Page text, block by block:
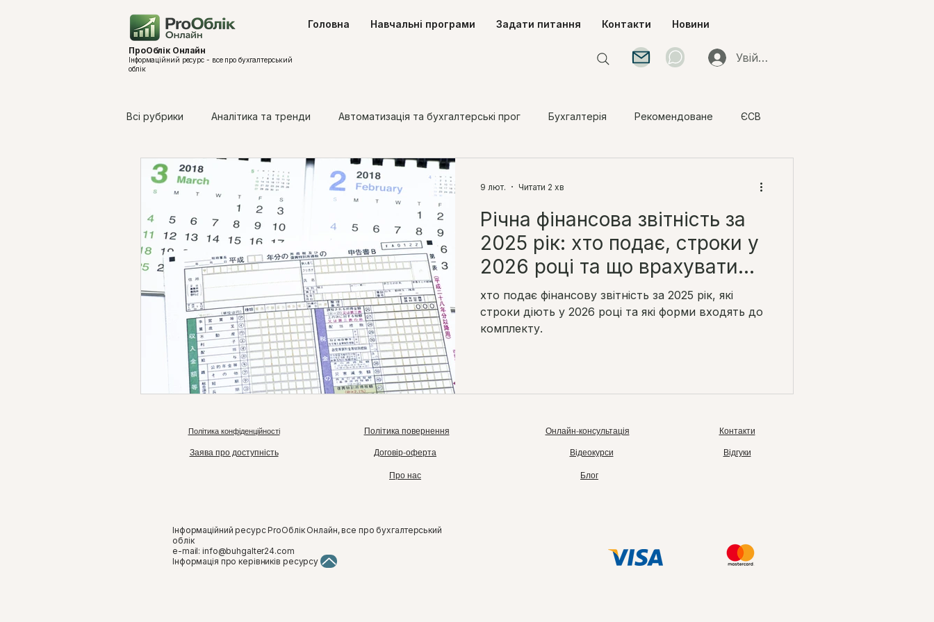
ПроОблік Онлайн
Інформаційний ресурс - все про бухгалтерський
облік
Головна Навчальні програми Задати питання Контакти Новини
Увійти
Всі рубрики Аналітика та тренди Автоматизація та бухгалтерські прог Бухгалтерія Рекомендоване ЄСВ
Законодавчі зміни 2026 Оподаткування фізичних осіб
Річна фінансова звітність за
2025 рік: хто подає, строки у
2026 році та що врахувати
бухгалтеру
хто подає фінансову звітність за 2025 рік, які
строки діють у 2026 році та які форми входять до
комплекту.
9 лют. Читати 2 хв
Політика конфіденційності Політика повернення
Заява про доступність Договір-оферта
Про нас
Інформаційний ресурс ProОблік Онлайн, все про бухгалтерський
облік
e-mail:info@buhgalter24.com
​Інформація про керівників ресурсу
Онлайн-консультація Контакти
Відеокурси Відгуки
Блог